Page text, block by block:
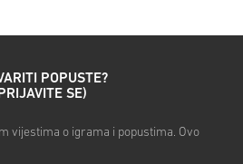
POPUSTE?
SE)
vijestima o igrama i popustima. Ovo